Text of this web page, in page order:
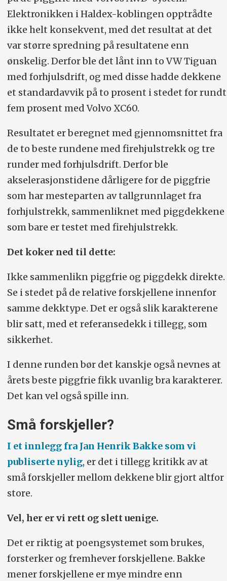
Elektronikken i Haldex-koblingen opptrådte
ikke helt konsekvent, med det resultat at det
var større spredning på resultatene enn
ønskelig. Derfor ble det lånt inn to VW Tiguan
med forhjulsdrift, og med disse hadde dekkene
et standardavvik på to prosent i stedet for rundt
fem prosent med Volvo XC60.
Resultatet er beregnet med gjennomsnittet fra
de to beste rundene med firehjulstrekk og tre
runder med forhjulsdrift. Derfor ble
akselerasjonstidene dårligere for de piggfrie
som har mesteparten av tallgrunnlaget fra
forhjulstrekk, sammenliknet med piggdekkene
som bare er testet med firehjulstrekk.
Det koker ned til dette:
Ikke sammenlikn piggfrie og piggdekk direkte.
Se i stedet på de relative forskjellene innenfor
samme dekktype. Det er også slik karakterene
blir satt, med et referansedekk i tillegg, som
sikkerhet.
I denne runden bør det kanskje også nevnes at
årets beste piggfrie fikk uvanlig bra karakterer.
Det kan vel også spille inn.
Små forskjeller?
I et innlegg fra Jan Henrik Bakke som vi
publiserte nylig, er det i tillegg kritikk av at
små forskjeller mellom dekkene blir gjort altfor
store.
Vel, her er vi rett og slett uenige.
Det er riktig at poengsystemet som brukes,
forsterker og fremhever forskjellene. Bakke
mener forskjellene er mye mindre enn